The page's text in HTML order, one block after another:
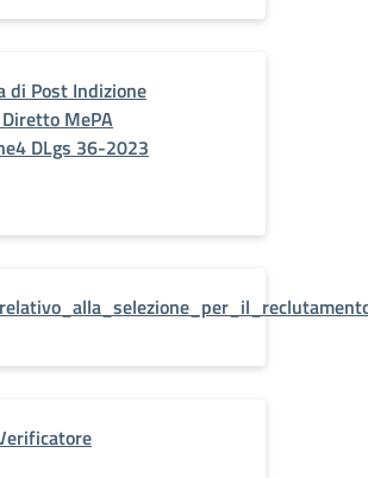
di Post Indizione
MePA
DLgs 36-2023